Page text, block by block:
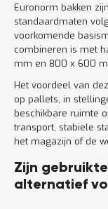
Euronorm bakken
standaardmaten
voorkomende
combineren is met
mm en 800 x 600
Het voordeel van
op pallets, in
beschikbare ruimte
transport, stabiele
het magazijn of de
Zijn
alternatief